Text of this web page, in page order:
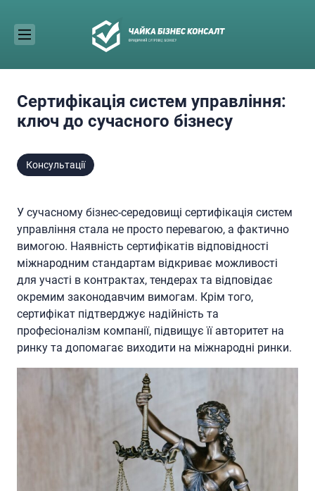
content
Сертифікація систем управління:
ключ до сучасного бізнесу
Консультації
У сучасному бізнес-середовищі сертифікація систем
управління стала не просто перевагою, а фактично
вимогою. Наявність сертифікатів відповідності
міжнародним стандартам відкриває можливості
для участі в контрактах, тендерах та відповідає
окремим законодавчим вимогам. Крім того,
сертифікат підтверджує надійність та
професіоналізм компанії, підвищує її авторитет на
ринку та допомагає виходити на міжнародні ринки.